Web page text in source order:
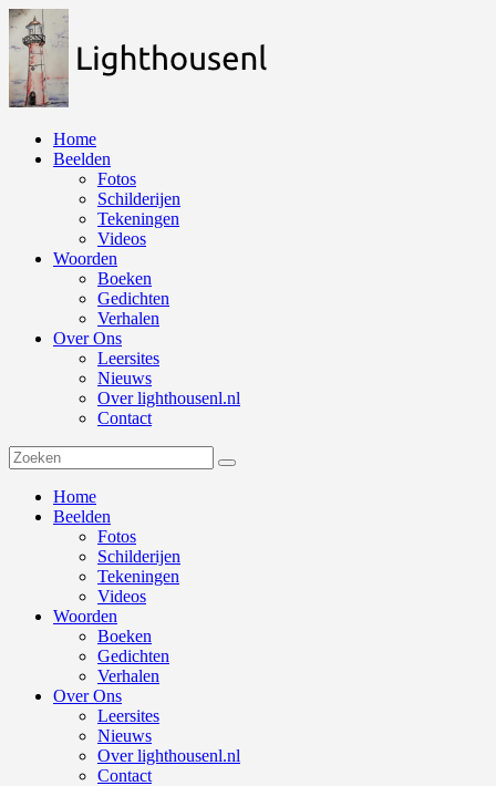
Naar
de
inhoud
springen
Home
Beelden
Fotos
Schilderijen
Tekeningen
Videos
Woorden
Boeken
Gedichten
Verhalen
Over Ons
Leersites
Nieuws
Over lighthousenl.nl
Contact
Home
Beelden
Fotos
Schilderijen
Tekeningen
Videos
Woorden
Boeken
Gedichten
Verhalen
Over Ons
Leersites
Nieuws
Over lighthousenl.nl
Contact